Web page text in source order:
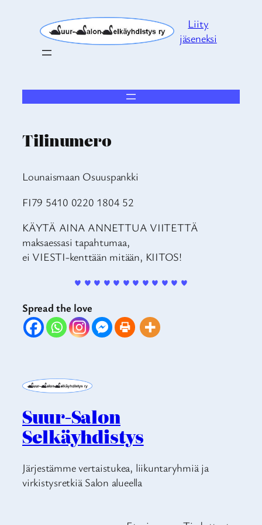
sisältöön
Liity
jäseneksi
Tilinumero
Lounaismaan Osuuspankki
FI79 5410 0220 1804 52
KÄYTÄ AINA ANNETTUA VIITETTÄ
maksaessasi tapahtumaa,
ei VIESTI-kenttään mitään, KIITOS!
♥ ♥ ♥ ♥ ♥ ♥ ♥ ♥ ♥ ♥ ♥ ♥
Spread the love
Suur-Salon
Selkäyhdistys
Järjestämme vertaistukea, liikuntaryhmiä ja
virkistysretkiä Salon alueella